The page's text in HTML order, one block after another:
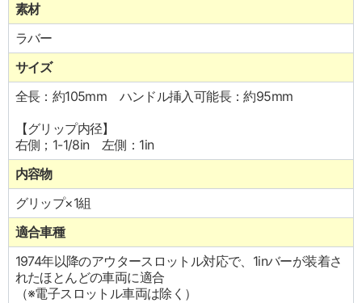
素材
ラバー
サイズ
全長：約105mm ハンドル挿入可能長：約95mm
【グリップ内径】
右側；1-1/8in 左側：1in
内容物
グリップ×1組
適合車種
1974年以降のアウタースロットル対応で、1inバーが装着さ
れたほとんどの車両に適合
（※電子スロットル車両は除く）